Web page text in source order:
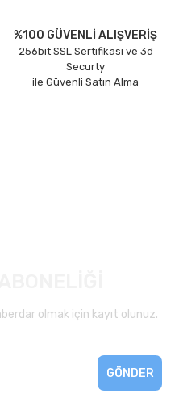
%100 GÜVENLİ ALIŞVERİŞ
256bit SSL Sertifikası ve 3d
Securty
ile Güvenli Satın Alma
olmak için kayıt olunuz.
GÖNDER